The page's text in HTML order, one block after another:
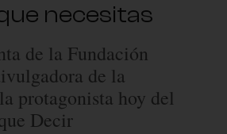
necesitas
de la Fundación
de la
protagonista hoy del
Decir